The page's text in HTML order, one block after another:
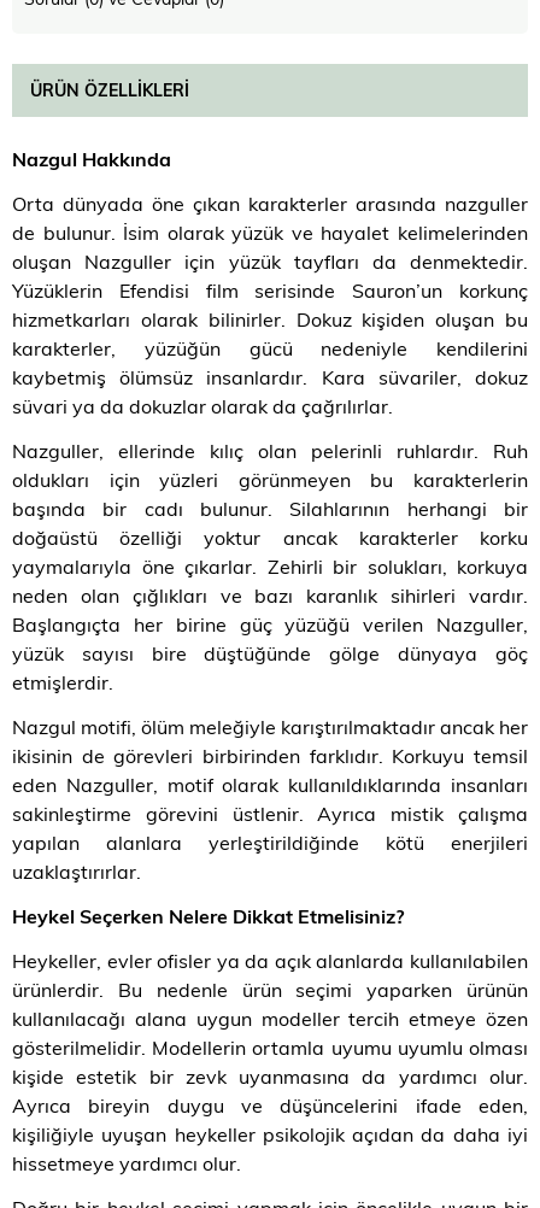
ÜRÜN ÖZELLIKLERI
Nazgul Hakkında
Orta dünyada öne çıkan karakterler arasında nazguller
de bulunur. İsim olarak yüzük ve hayalet kelimelerinden
oluşan Nazguller için yüzük tayfları da denmektedir.
Yüzüklerin Efendisi film serisinde Sauron’un korkunç
hizmetkarları olarak bilinirler. Dokuz kişiden oluşan bu
karakterler, yüzüğün gücü nedeniyle kendilerini
kaybetmiş ölümsüz insanlardır. Kara süvariler, dokuz
süvari ya da dokuzlar olarak da çağrılırlar.
Nazguller, ellerinde kılıç olan pelerinli ruhlardır. Ruh
oldukları için yüzleri görünmeyen bu karakterlerin
başında bir cadı bulunur. Silahlarının herhangi bir
doğaüstü özelliği yoktur ancak karakterler korku
yaymalarıyla öne çıkarlar. Zehirli bir solukları, korkuya
neden olan çığlıkları ve bazı karanlık sihirleri vardır.
Başlangıçta her birine güç yüzüğü verilen Nazguller,
yüzük sayısı bire düştüğünde gölge dünyaya göç
etmişlerdir.
Nazgul motifi, ölüm meleğiyle karıştırılmaktadır ancak her
ikisinin de görevleri birbirinden farklıdır. Korkuyu temsil
eden Nazguller, motif olarak kullanıldıklarında insanları
sakinleştirme görevini üstlenir. Ayrıca mistik çalışma
yapılan alanlara yerleştirildiğinde kötü enerjileri
uzaklaştırırlar.
Heykel Seçerken Nelere Dikkat Etmelisiniz?
Heykeller, evler ofisler ya da açık alanlarda kullanılabilen
ürünlerdir. Bu nedenle ürün seçimi yaparken ürünün
kullanılacağı alana uygun modeller tercih etmeye özen
gösterilmelidir. Modellerin ortamla uyumu uyumlu olması
kişide estetik bir zevk uyanmasına da yardımcı olur.
Ayrıca bireyin duygu ve düşüncelerini ifade eden,
kişiliğiyle uyuşan heykeller psikolojik açıdan da daha iyi
hissetmeye yardımcı olur.